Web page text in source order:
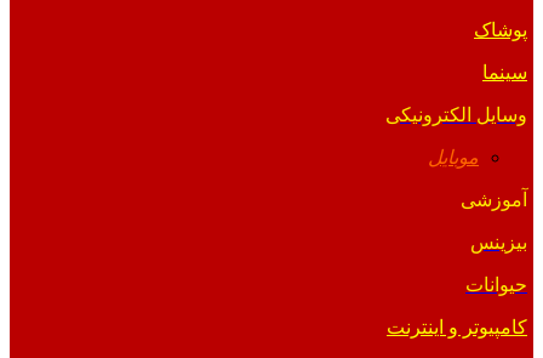
پوشاک
سینما
وسایل الکترونیکی
موبایل
آموزشی
بیزینس
حیوانات
کامپیوتر و اینترنت